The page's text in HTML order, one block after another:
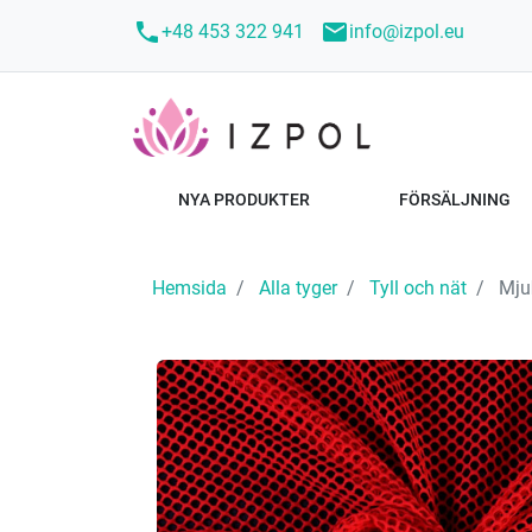
call+48 453 322 941 mailinfo@izpol.eu
NYA PRODUKTER FÖRSÄLJNING
Hemsida Alla tyger Tyll och nät